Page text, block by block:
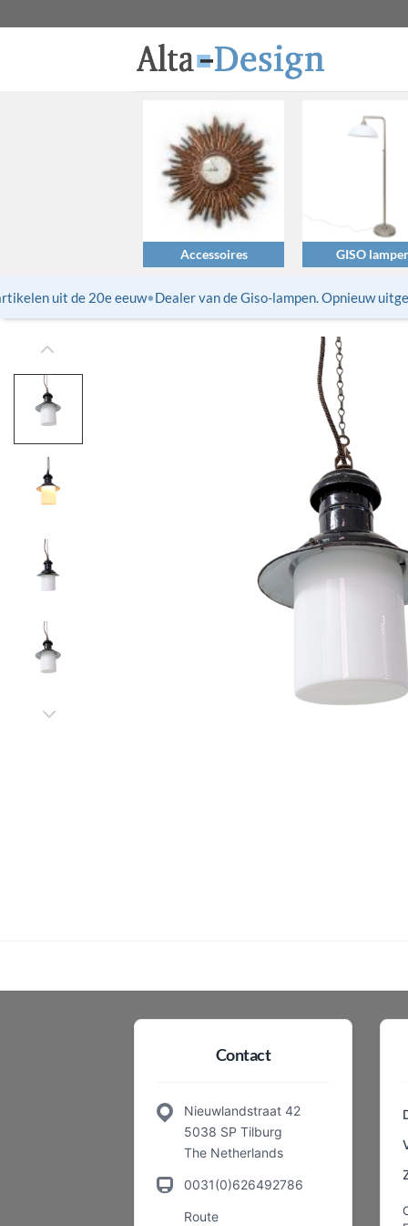
naar
Accessoires GISO
uit de 20e eeuw•Dealer van de Giso-lampen. Opnieuw
Contact
Nieuwlandstraat 42
5038 SP Tilburg
The Netherlands
0031(0)626492786
Route